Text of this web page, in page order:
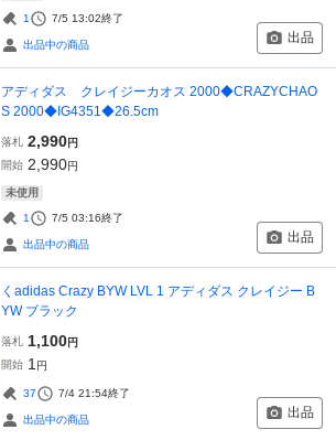
1 7/5 13:02終了
出品中の商品 出品
アディダス クレイジーカオス 2000◆CRAZYCHAO
S 2000◆IG4351◆26.5cm
落札 2,990円
開始 2,990円
未使用
1 7/5 03:16終了
出品中の商品 出品
くadidas Crazy BYW LVL 1 アディダス クレイジー B
YW ブラック
落札 1,100円
開始 1 円
37 7/4 21:54終了
出品中の商品 出品